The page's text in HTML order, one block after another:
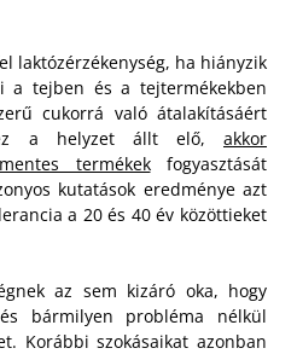
laktózérzékenység, ha hiányzik
a tejben és a tejtermékekben
cukorrá való átalakításáért
a helyzet állt elő, akkor
termékekfogyasztását
kutatások eredménye azt
a 20 és 40 év közöttieket
az sem kizáró oka, hogy
bármilyen probléma nélkül
Korábbi szokásaikat azonban